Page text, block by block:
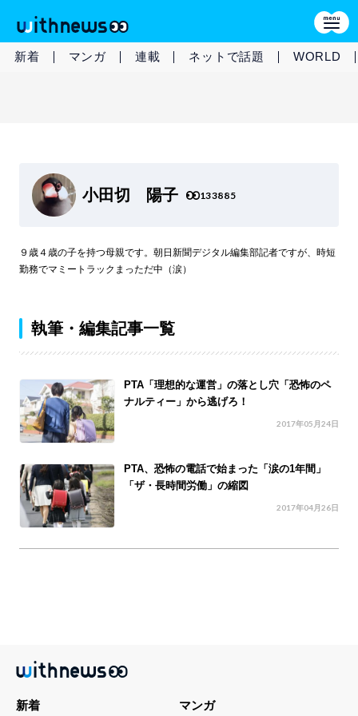
新着 マンガ 連載 ネットで話題 WORLD
小田切 陽子 133885
９歳４歳の子を持つ母親です。朝日新聞デジタル編集部記者ですが、時短
勤務でマミートラックまっただ中（涙）
執筆・編集記事一覧
PTA「理想的な運営」の落とし穴「恐怖のペ
ナルティー」から逃げろ！
2017年05月24日
PTA、恐怖の電話で始まった「涙の1年間」
「ザ・長時間労働」の縮図
2017年04月26日
新着 マンガ